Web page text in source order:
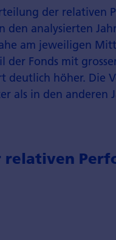
der relativen
den analysierten
am jeweiligen
der Fonds mit
deutlich höher. Die
als in den anderen